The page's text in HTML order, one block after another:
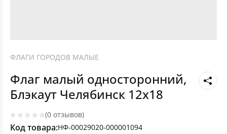
ФЛАГИ ГОРОДОВ МАЛЫЕ
Флаг малый односторонний,
Блэкаут Челябинск 12х18
(0 отзывов)
Код товара:НФ-00029020-000001094